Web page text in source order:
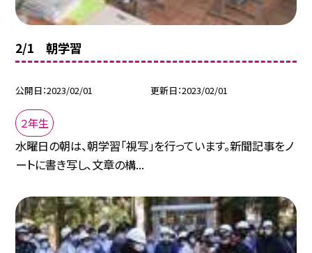
2/1 朝学習
公開日 2023/02/01 更新日 2023/02/01
２年生
水曜日の朝は、朝学習「視写」を行っています。新聞記事をノ
ートに書き写し、文章の構...